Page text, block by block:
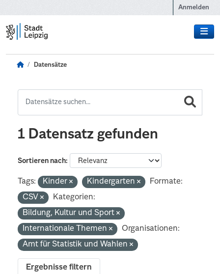
Anmelden
Datensätze
1 Datensatz gefunden
Sortieren nach
Tags: Kinder Kindergarten
Formate:
CSV
Kategorien:
Bildung, Kultur und Sport
Internationale Themen
Organisationen:
Amt für Statistik und Wahlen
Ergebnisse filtern